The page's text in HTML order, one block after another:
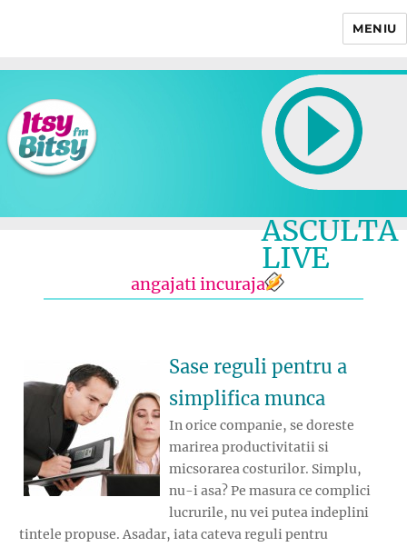
MENIU
ASCULTA
LIVE
angajati incurajati
Sase reguli pentru a
simplifica munca
In orice companie, se doreste
marirea productivitatii si
micsorarea costurilor. Simplu,
nu-i asa? Pe masura ce complici
lucrurile, nu vei putea indeplini
tintele propuse. Asadar, iata cateva reguli pentru